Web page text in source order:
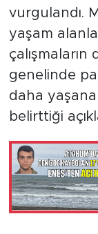
vurgulandı.
yaşam
genelinde
daha
belirttiği